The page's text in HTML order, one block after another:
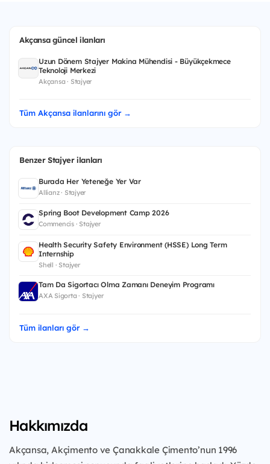
Akçansa güncel ilanları
Uzun Dönem Stajyer Makina Mühendisi - Büyükçekmece
Teknoloji Merkezi
Akçansa · Stajyer
Tüm Akçansa ilanlarını gör →
Benzer Stajyer ilanları
Burada Her Yeteneğe Yer Var
Allianz · Stajyer
Spring Boot Development Camp 2026
Commencis · Stajyer
Health Security Safety Environment (HSSE) Long Term
Internship
Shell · Stajyer
Tam Da Sigortacı Olma Zamanı Deneyim Programı
AXA Sigorta · Stajyer
Tüm ilanları gör →
Hakkımızda
Akçansa, Akçimento ve Çanakkale Çimento’nun 1996